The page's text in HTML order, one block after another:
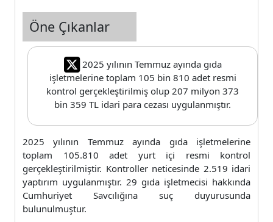
Öne Çıkanlar
2025 yılının Temmuz ayında gıda
işletmelerine toplam 105 bin 810 adet resmi
kontrol gerçekleştirilmiş olup 207 milyon 373
bin 359 TL idari para cezası uygulanmıştır.
2025 yılının Temmuz ayında gıda işletmelerine
toplam 105.810 adet yurt içi resmi kontrol
gerçekleştirilmiştir. Kontroller neticesinde 2.519 idari
yaptırım uygulanmıştır. 29 gıda işletmecisi hakkında
Cumhuriyet Savcılığına suç duyurusunda
bulunulmuştur.